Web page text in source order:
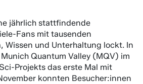
jährlich stattfindende
Fans mit tausenden
Wissen und Unterhaltung lockt. In
Quantum Valley (MQV) im
Projekts das erste Mal mit
konnten Besucher:innen